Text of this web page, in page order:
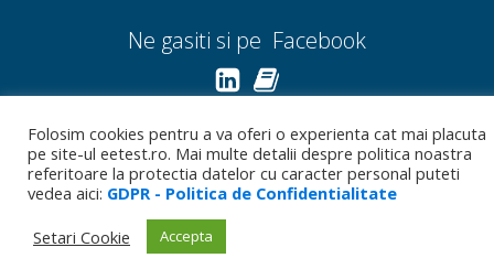
Ne gasiti si pe Facebook
Linkedin.com
Bizoo.ro
Folosim cookies pentru a va oferi o experienta cat mai placuta
pe site-ul eetest.ro. Mai multe detalii despre politica noastra
referitoare la protectia datelor cu caracter personal puteti
vedea aici: GDPR - Politica de Confidentialitate
Setari Cookie
Accepta